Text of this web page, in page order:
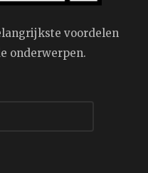
voordelen
onderwerpen.